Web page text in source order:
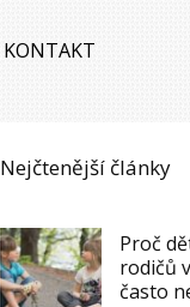
KONTAKT
Nejčtenější články
Proč
rodičů
často